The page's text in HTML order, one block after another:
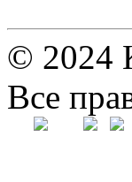
© 2024
Все